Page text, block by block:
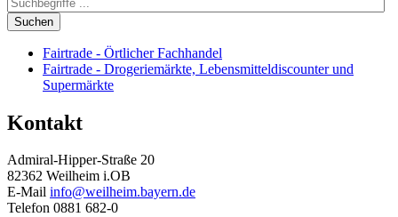
Suchen
Fairtrade - Örtlicher Fachhandel
Fairtrade - Drogeriemärkte, Lebensmitteldiscounter und
Supermärkte
Kontakt
Admiral-Hipper-Straße 20
82362 Weilheim i.OB
E-Mail info@weilheim.bayern.de
Telefon 0881 682-0